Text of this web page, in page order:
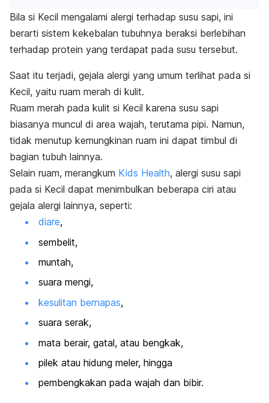
Bila si Kecil mengalami alergi terhadap susu sapi, ini
berarti sistem kekebalan tubuhnya beraksi berlebihan
terhadap protein yang terdapat pada susu tersebut.
Saat itu terjadi, gejala alergi yang umum terlihat pada si
Kecil, yaitu ruam merah di kulit.
Ruam merah pada kulit si Kecil karena susu sapi
biasanya muncul di area wajah, terutama pipi. Namun,
tidak menutup kemungkinan ruam ini dapat timbul di
bagian tubuh lainnya.
Selain ruam, merangkum Kids Health, alergi susu sapi
pada si Kecil dapat menimbulkan beberapa ciri atau
gejala alergi lainnya, seperti:
diare,
sembelit,
muntah,
suara mengi,
kesulitan bernapas,
suara serak,
mata berair, gatal, atau bengkak,
pilek atau hidung meler, hingga
pembengkakan pada wajah dan bibir.